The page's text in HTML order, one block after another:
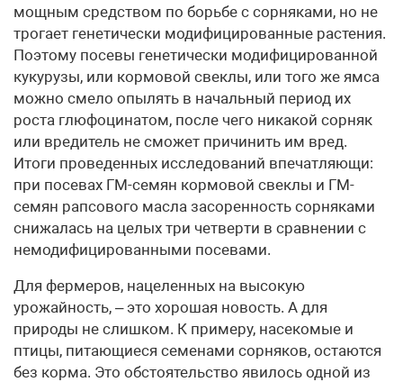
мощным средством по борьбе с сорняками, но не
трогает генетически модифицированные растения.
Поэтому посевы генетически модифицированной
кукурузы, или кормовой свеклы, или того же ямса
можно смело опылять в начальный период их
роста глюфоцинатом, после чего никакой сорняк
или вредитель не сможет причинить им вред.
Итоги проведенных исследований впечатляющи:
при посевах ГМ-семян кормовой свеклы и ГМ-
семян рапсового масла засоренность сорняками
снижалась на целых три четверти в сравнении с
немодифицированными посевами.
Для фермеров, нацеленных на высокую
урожайность, – это хорошая новость. А для
природы не слишком. К примеру, насекомые и
птицы, питающиеся семенами сорняков, остаются
без корма. Это обстоятельство явилось одной из